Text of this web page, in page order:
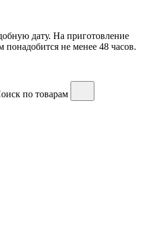
дату. На приготовление
понадобится не менее 48 часов.
по товарам